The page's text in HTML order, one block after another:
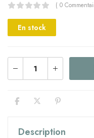
( 0
En stock
Description